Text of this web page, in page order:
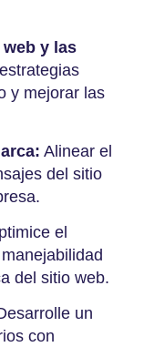
y las
y mejorar las
Alinear el
del sitio
el
del sitio web.
un
con